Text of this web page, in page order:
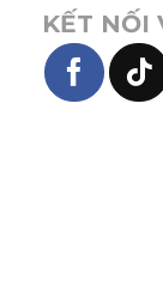
KẾT NỐI